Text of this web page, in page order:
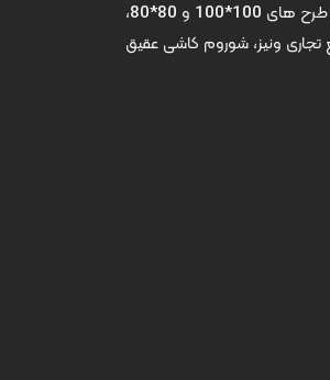
شوروم تخصصی کاشی عقیق در شهر تبریز، با برخورداری از جدیدترین محصولات اعم از انواع طرح های 100*100 و 80*80،